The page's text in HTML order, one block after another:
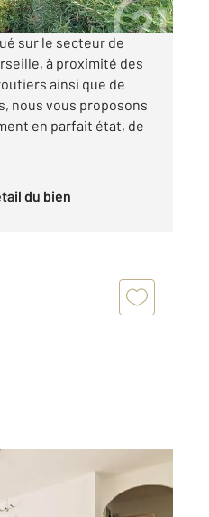
sur le secteur de
à proximité des
ainsi que de
nous vous proposons
en parfait état, de
du bien